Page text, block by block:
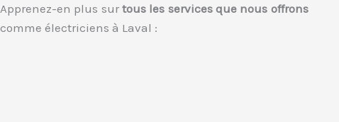
Apprenez-en plus surtous les services que nous offrons
comme électriciens à Laval :